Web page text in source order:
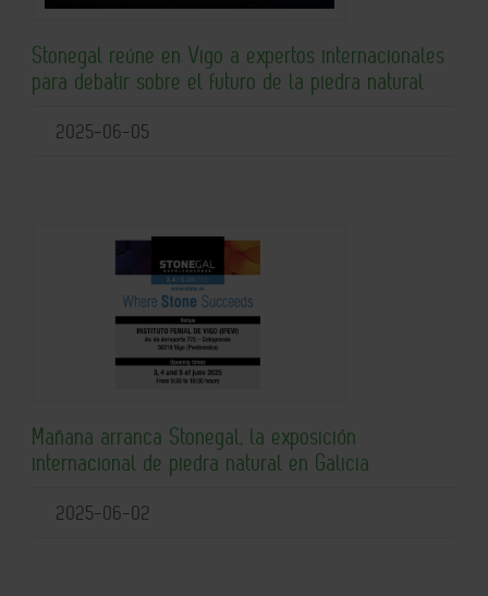
Stonegal reúne en Vigo a expertos internacionales
para debatir sobre el futuro de la piedra natural
2025-06-05
Mañana arranca Stonegal, la exposición
internacional de piedra natural en Galicia
2025-06-02